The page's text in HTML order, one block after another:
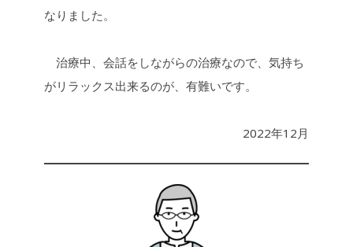
なりました。
治療中、会話をしながらの治療なので、気持ち
がリラックス出来るのが、有難いです。
2022年12月